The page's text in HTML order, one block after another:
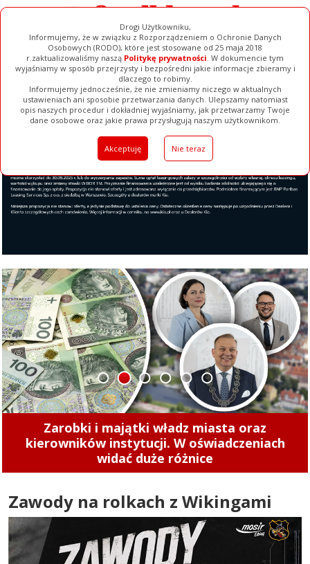
Drogi Użytkowniku,
Informujemy, że w związku z Rozporządzeniem o Ochronie Danych
Osobowych (RODO), które jest stosowane od 25 maja 2018
r.zaktualizowaliśmy naszą Politykę prywatności. W dokumencie tym
wyjaśniamy w sposób przejrzysty i bezpośredni jakie informacje zbieramy i
dlaczego to robimy.
Informujemy jednocześnie, że nie zmieniamy niczego w aktualnych
ustawieniach ani sposobie przetwarzania danych. Ulepszamy natomiast
opis naszych procedur i dokładniej wyjaśniamy, jak przetwarzamy Twoje
dane osobowe oraz jakie prawa przysługują naszym użytkownikom.
Akceptuję Nie teraz
Ogłoszenia Filmy Galerie Baza Firm Pełna Wersja
Mistrzowie Parkowania w Elblągu (część 496)
1 2 3 4 5 6
Zawody na rolkach z Wikingami